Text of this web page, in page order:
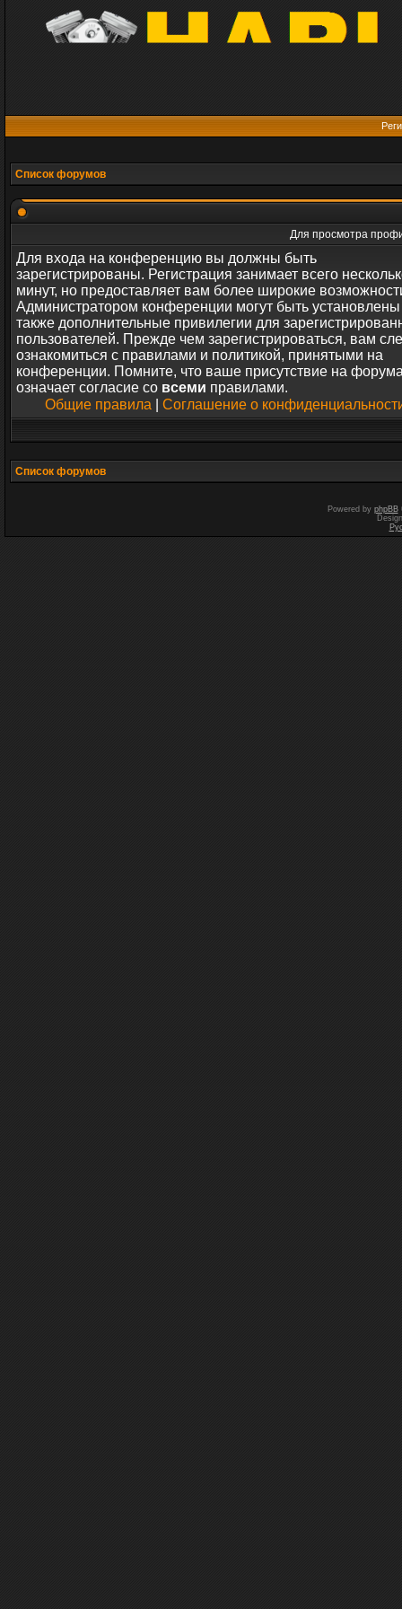
Список форумов
Для просмотра
Для входа на конференцию вы должны быть
зарегистрированы. Регистрация занимает всего
минут, но предоставляет вам более широкие
Администратором конференции могут быть установлены
также дополнительные привилегии для
пользователей. Прежде чем зарегистрироваться, вам
ознакомиться с правилами и политикой, принятыми на
конференции. Помните, что ваше присутствие на
означает согласие со всеми правилами.
Общие правила
Соглашение о
Список форумов
Powered by phpBB